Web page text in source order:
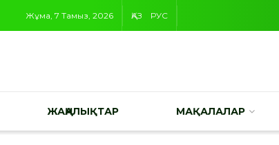
Жұма, 7 Тамыз, 2026 ҚАЗ РУС
ЖАҢАЛЫҚТАР МАҚАЛАЛАР